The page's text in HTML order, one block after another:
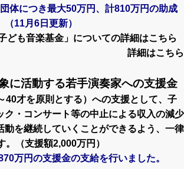
体につき最大50万円、計810万円の助成
11月6日更新）
ども音楽基金」についての詳細はこちら
詳細はこちら
に活動する若手演奏家への支援金
40才を原則とする）への支援として、子
ク・コンサート等の中止による収入の減少
動を継続していくことができるよう、一律
。（支援額2,000万円）
万円の支援金の支給を行いました。